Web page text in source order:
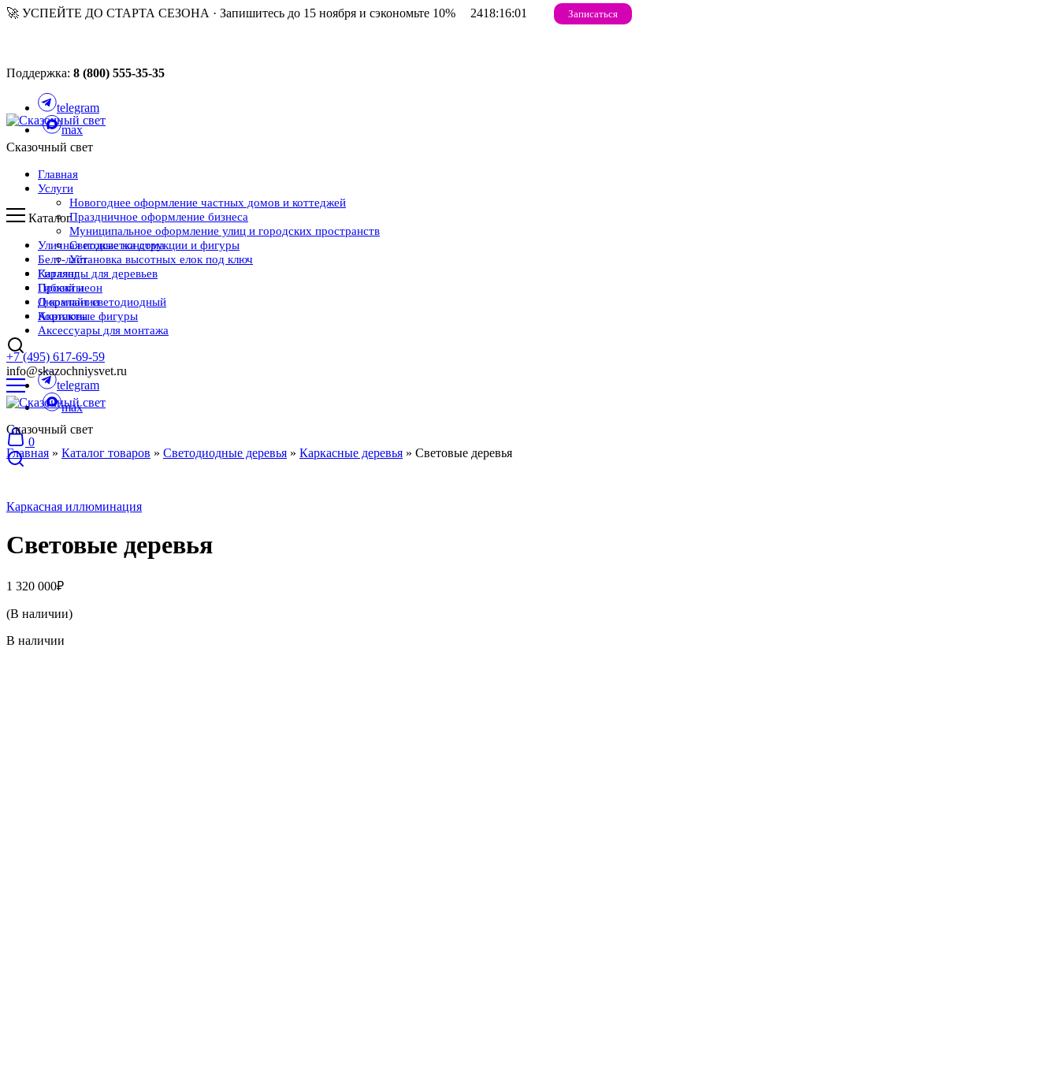
🚀 УСПЕЙТЕ ДО СТАРТА СЕЗОНА · Запишитесь до 15 ноября и сэкономьте 10% 2418:16:00 Записаться
Поддержка: 8 (800) 555-35-35
telegram
max
Сказочный свет
Главная
Услуги
Новогоднее оформление частных домов и коттеджей
Праздничное оформление бизнеса
Муниципальное оформление улиц и городских пространств
Световые конструкции и фигуры
Установка высотных елок под ключ
Каталог
Проекты
О компании
Контакты
telegram
max
0
Каталог
Уличная подсветка дома
Белт-лайт
Гирлянды для деревьев
Гибкий неон
Дюралайт светодиодный
Акриловые фигуры
Аксессуары для монтажа
+7 (495) 617-69-59
info@skazochniysvet.ru
Сказочный свет
Главная » Каталог товаров » Светодиодные деревья » Каркасные деревья » Световые деревья
Каркасная иллюминация
Световые деревья
1 320 000₽
(В наличии)
В наличии